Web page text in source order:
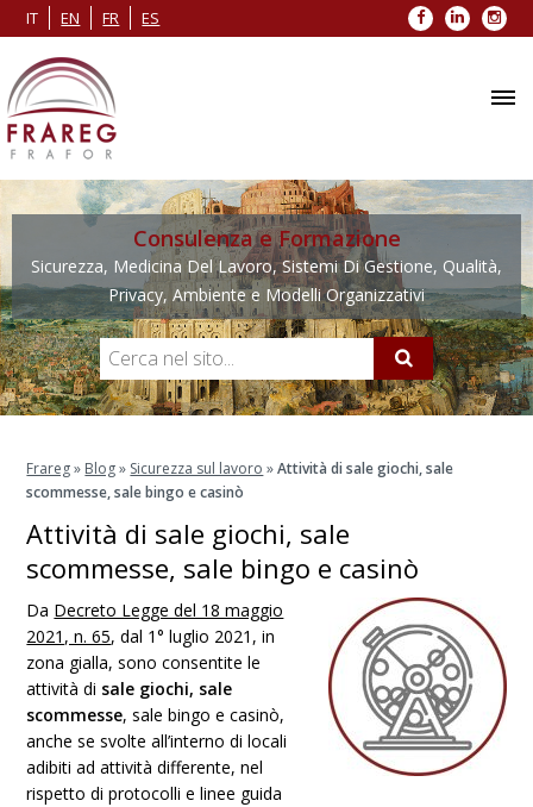
IT EN FR ES Facebook
LinkedIn
Consulenza e Formazione
Sicurezza, Medicina Del Lavoro, Sistemi Di Gestione, Qualità,
Privacy, Ambiente e Modelli Organizzativi
Frareg» Blog» Sicurezza sul lavoro »Attività di sale giochi, sale
scommesse, sale bingo e casinò
Attività di sale giochi, sale
scommesse, sale bingo e casinò
Da Decreto Legge del 18 maggio
2021, n. 65, dal 1° luglio 2021, in
zona gialla, sono consentite le
attività di sale giochi, sale
scommesse, sale bingo e casinò,
anche se svolte all’interno di locali
adibiti ad attività differente, nel
rispetto di protocolli e linee guida